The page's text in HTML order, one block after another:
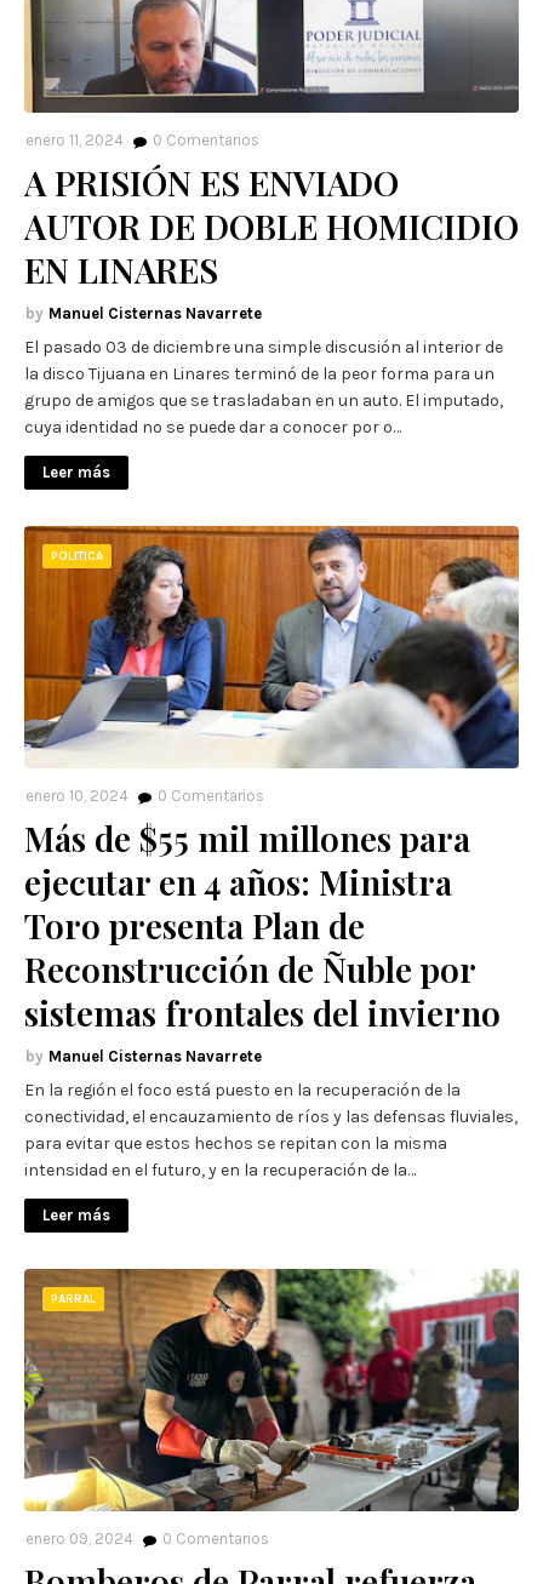
enero 11, 2024 0 Comentarios
A PRISIÓN ES ENVIADO
AUTOR DE DOBLE HOMICIDIO
EN LINARES
Manuel Cisternas Navarrete
El pasado 03 de diciembre una simple discusión al interior de
la disco Tijuana en Linares terminó de la peor forma para un
grupo de amigos que se trasladaban en un auto. El imputado,
cuya identidad no se puede dar a conocer por o…
Leer más
POLITICA
enero 10, 2024 0 Comentarios
Más de $55 mil millones para
ejecutar en 4 años: Ministra
Toro presenta Plan de
Reconstrucción de Ñuble por
sistemas frontales del invierno
Manuel Cisternas Navarrete
En la región el foco está puesto en la recuperación de la
conectividad, el encauzamiento de ríos y las defensas fluviales,
para evitar que estos hechos se repitan con la misma
intensidad en el futuro, y en la recuperación de la…
Leer más
PARRAL
enero 09, 2024 0 Comentarios